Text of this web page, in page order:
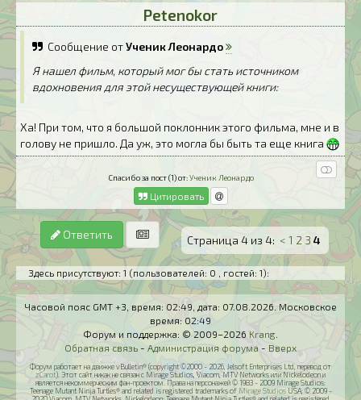
Petenokor
Сообщение отУченик Леонардо
Я нашел фильм, который мог бы стать источником
вдохновения для этой несуществующей книги:
Ха! При том, что я большой поклонник этого фильма, мне и в
голову не пришло. Да уж, это могла бы быть та еще книга
Спасибо за пост (1) от: Ученик Леонардо
Цитировать
Ответить Страница 4 из 4: < 1 2 3 4
Здесь присутствуют: 1 (пользователей: 0 , гостей: 1):
Часовой пояс GMT +3, время: 02:49 , дата: 07.08.2026 . Московское
время: 02:49
Форум и поддержка: © 2009–2026 Krang
Обратная связь - Администрация форума - Вверх
Форум работает на движке vBulletin® (copyright ©2000 - 2026, Jelsoft Enterprises Ltd, перевод от
zCarot). Этот сайт никак не связан с Mirage Studios, Viacom, MTV Networks или Nickelodeon и
является некоммерческим фан-проектом. Права на персонажей © 1983 - 2009 Mirage Studios:
Teenage Mutant Ninja Turtles® and related is registered trademarks of Mirage StudiosUSA; © 2009 -